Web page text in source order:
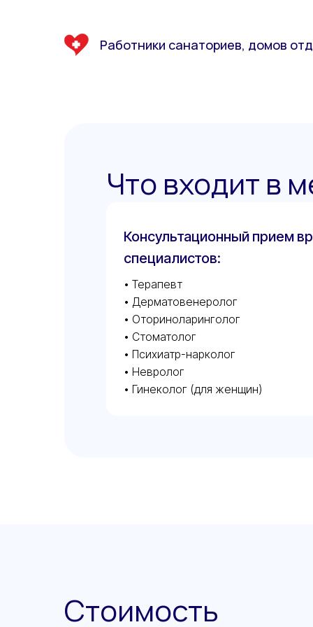
Работники санаториев, домов
Что входит в
Консультационный прием
специалистов:
• Терапевт
• Дерматовенеролог
• Оториноларинголог
• Стоматолог
• Психиатр-нарколог
• Невролог
• Гинеколог (для женщин)
Стоимость